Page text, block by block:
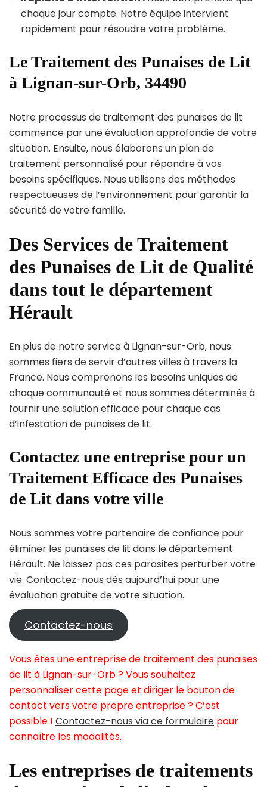
chaque jour compte. Notre équipe intervient
rapidement pour résoudre votre problème.
Le Traitement des Punaises de Lit
à Lignan-sur-Orb, 34490
Notre processus de traitement des punaises de lit
commence par une évaluation approfondie de votre
situation. Ensuite, nous élaborons un plan de
traitement personnalisé pour répondre à vos
besoins spécifiques. Nous utilisons des méthodes
respectueuses de l’environnement pour garantir la
sécurité de votre famille.
Des Services de Traitement
des Punaises de Lit de Qualité
dans tout le département
Hérault
En plus de notre service à Lignan-sur-Orb, nous
sommes fiers de servir d’autres villes à travers la
France. Nous comprenons les besoins uniques de
chaque communauté et nous sommes déterminés à
fournir une solution efficace pour chaque cas
d’infestation de punaises de lit.
Contactez une entreprise pour un
Traitement Efficace des Punaises
de Lit dans votre ville
Nous sommes votre partenaire de confiance pour
éliminer les punaises de lit dans le département
Hérault. Ne laissez pas ces parasites perturber votre
vie. Contactez-nous dès aujourd’hui pour une
évaluation gratuite de votre situation.
Contactez-nous
Vous êtes une entreprise de traitement des punaises
de lit à Lignan-sur-Orb ? Vous souhaitez
personnaliser cette page et diriger le bouton de
contact vers votre propre entreprise ? C’est
possible ! Contactez-nous via ce formulaire pour
connaître les modalités.
Les entreprises de traitements